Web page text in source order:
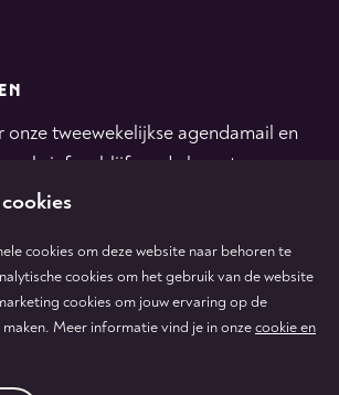
tweewekelijkse agendamail en
en blijf op de hoogte.
Volg
ons
Volg
ons
cookies om deze website naar behoren te
cookies om het gebruik van de website
cookies om jouw ervaring op de
Meer informatie vind je in onzecookie en